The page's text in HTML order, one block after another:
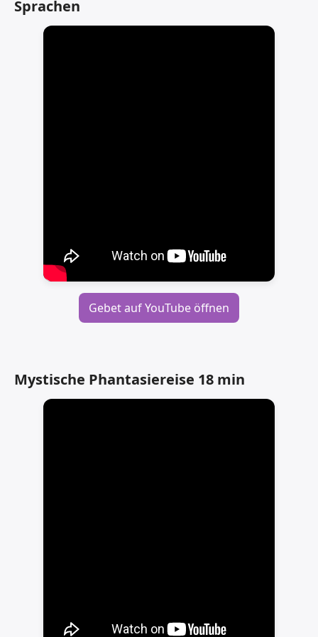
Sprachen
Gebet auf YouTube öffnen
Mystische Phantasiereise 18 min